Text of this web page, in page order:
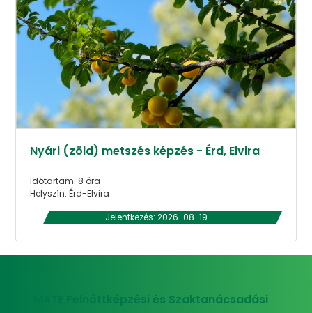
Nyári (zöld) metszés képzés - Érd, Elvira
Időtartam: 8 óra
Helyszín: Érd-Elvira
Jelentkezés: 2026-08-19
MATE Felnőttképzési és Szaktanácsadási